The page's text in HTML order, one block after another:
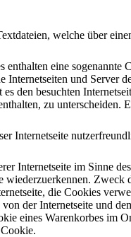
welche über
eine
und Server
den besuchten
zu unterscheiden.
Internetseite
Internetseite im Sinne
Zweck
die Cookies
der Internetseite und
eines Warenkorbes im